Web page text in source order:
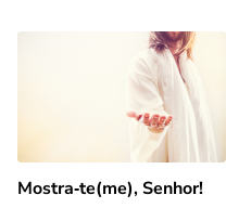
Mostra‑te(me), Senhor!